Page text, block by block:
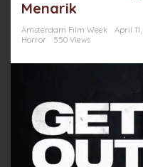
dengan
Cerita
Menarik
Amsterdam Film Week
April
Horror
550 Views